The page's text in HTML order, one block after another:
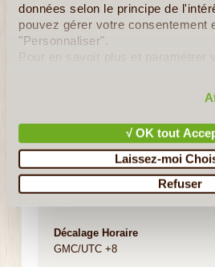
données selon le principe de
pouvez gérer votre consentement
"Personnaliser".
Pour en savoir plus et paramétrer
√ OK tout
Laissez-moi
Refuser
Régime Politique
République unitaire à régime
Mandarin de Taïwan
Monaie Nationale
Nouveau dollar de Taïwan (TWD)
Décalage Horaire
GMC/UTC +8